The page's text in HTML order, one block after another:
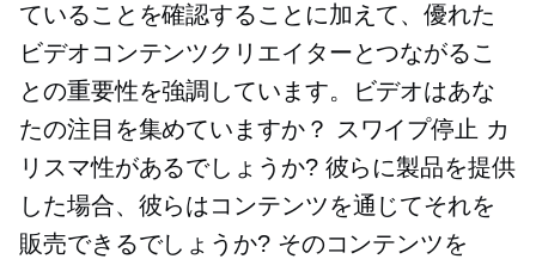
ていることを確認することに加えて、優れた
ビデオコンテンツクリエイターとつながるこ
との重要性を強調しています。ビデオはあな
たの注目を集めていますか？
スワイプ停止 カ
リスマ性があるでしょうか? 彼らに製品を提供
した場合、彼らはコンテンツを通じてそれを
販売できるでしょうか? そのコンテンツを